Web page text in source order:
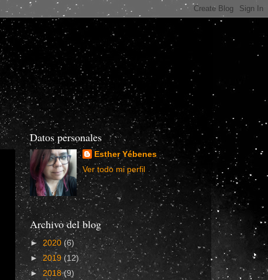
Datos personales
Esther Yébenes
Ver todo mi perfil
Archivo del blog
► 2020 (6)
► 2019 (12)
► 2018(9)